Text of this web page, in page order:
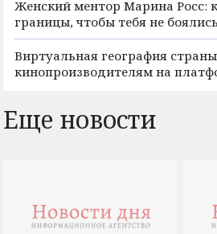
Женский ментор Марина Росс:
границы, чтобы тебя не
Виртуальная география
кинопроизводителям на
Еще новости